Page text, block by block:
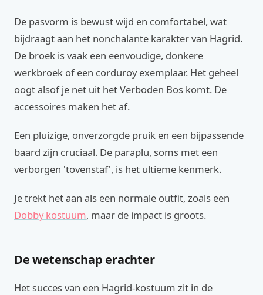
De pasvorm is bewust wijd en comfortabel, wat
bijdraagt aan het nonchalante karakter van Hagrid.
De broek is vaak een eenvoudige, donkere
werkbroek of een corduroy exemplaar. Het geheel
oogt alsof je net uit het Verboden Bos komt. De
accessoires maken het af.
Een pluizige, onverzorgde pruik en een bijpassende
baard zijn cruciaal. De paraplu, soms met een
verborgen 'tovenstaf', is het ultieme kenmerk.
Je trekt het aan als een normale outfit, zoals een
Dobby kostuum, maar de impact is groots.
De wetenschap erachter
Het succes van een Hagrid-kostuum zit in de